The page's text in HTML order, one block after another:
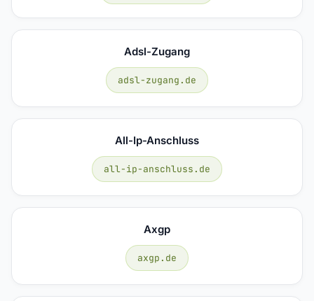
Adsl-Zugang
adsl-zugang.de
All-Ip-Anschluss
all-ip-anschluss.de
Axgp
axgp.de